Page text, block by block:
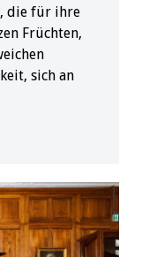
die für ihre
Früchten,
sich an